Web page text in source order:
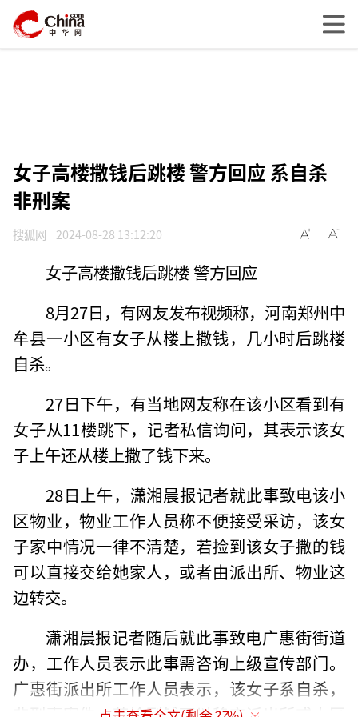
女子高楼撒钱后跳楼 警方回应 系自杀
非刑案
搜狐网 2024-08-28 13:12:20
女子高楼撒钱后跳楼 警方回应
8月27日，有网友发布视频称，河南郑州中
牟县一小区有女子从楼上撒钱，几小时后跳楼
自杀。
27日下午，有当地网友称在该小区看到有
女子从11楼跳下，记者私信询问，其表示该女
子上午还从楼上撒了钱下来。
28日上午，潇湘晨报记者就此事致电该小
区物业，物业工作人员称不便接受采访，该女
子家中情况一律不清楚，若捡到该女子撒的钱
可以直接交给她家人，或者由派出所、物业这
边转交。
潇湘晨报记者随后就此事致电广惠街街道
办，工作人员表示此事需咨询上级宣传部门。
广惠街派出所工作人员表示，该女子系自杀，